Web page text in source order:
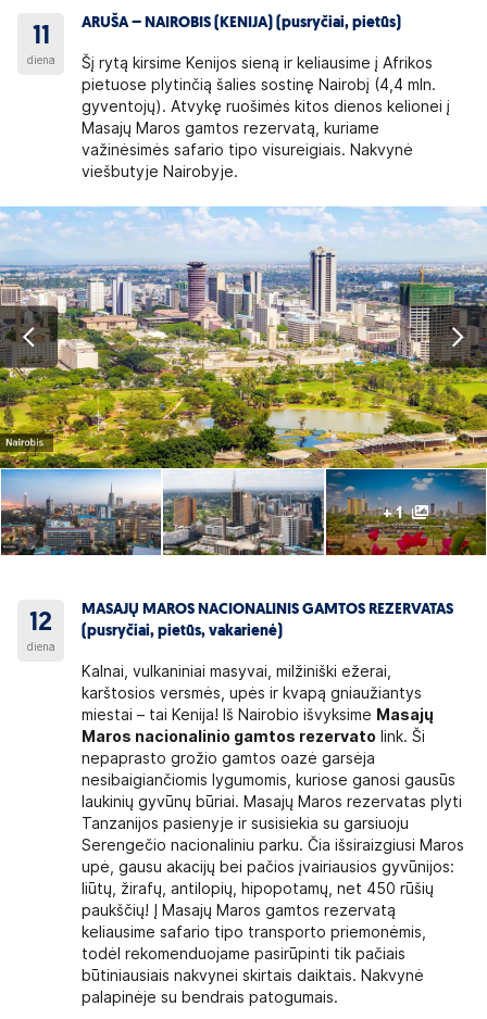
11
diena
ARUŠA – NAIROBIS (KENIJA) (pusryčiai, pietūs)
Šį rytą kirsime Kenijos sieną ir keliausime į Afrikos
pietuose plytinčią šalies sostinę Nairobį (4,4 mln.
gyventojų). Atvykę ruošimės kitos dienos kelionei į
Masajų Maros gamtos rezervatą, kuriame
važinėsimės safario tipo visureigiais. Nakvynė
viešbutyje Nairobyje.
+ 1
12
diena
MASAJŲ MAROS NACIONALINIS GAMTOS REZERVATAS
(pusryčiai, pietūs, vakarienė)
Kalnai, vulkaniniai masyvai, milžiniški ežerai,
karštosios versmės, upės ir kvapą gniaužiantys
miestai – tai Kenija! Iš Nairobio išvyksime Masajų
Maros nacionalinio gamtos rezervato link. Ši
nepaprasto grožio gamtos oazė garsėja
nesibaigiančiomis lygumomis, kuriose ganosi gausūs
laukinių gyvūnų būriai. Masajų Maros rezervatas plyti
Tanzanijos pasienyje ir susisiekia su garsiuoju
Serengečio nacionaliniu parku. Čia išsiraizgiusi Maros
upė, gausu akacijų bei pačios įvairiausios gyvūnijos:
liūtų, žirafų, antilopių, hipopotamų, net 450 rūšių
paukščių! Į Masajų Maros gamtos rezervatą
keliausime safario tipo transporto priemonėmis,
todėl rekomenduojame pasirūpinti tik pačiais
būtiniausiais nakvynei skirtais daiktais. Nakvynė
palapinėje su bendrais patogumais.